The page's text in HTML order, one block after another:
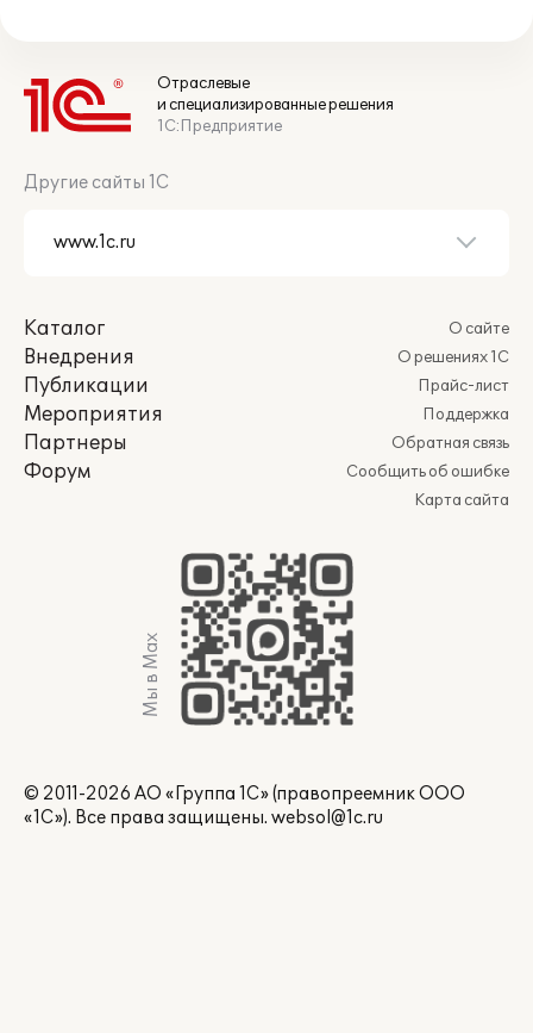
Отраслевые
и специализированные решения
1С:Предприятие
Другие сайты 1С
Каталог
Внедрения
Публикации
Мероприятия
Партнеры
Форум
О сайте
О решениях 1С
Прайс-лист
Поддержка
Обратная связь
Сообщить об ошибке
Карта сайта
Мы в Max
© 2011-2026 АО «Группа 1С» (правопреемник ООО
«1С»). Все права защищены. websol@1c.ru